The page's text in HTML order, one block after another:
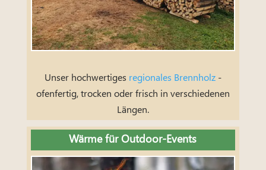
Unser hochwertiges regionales Brennholz-
ofenfertig, trocken oder frisch in verschiedenen
Längen.
Wärme für Outdoor-Events